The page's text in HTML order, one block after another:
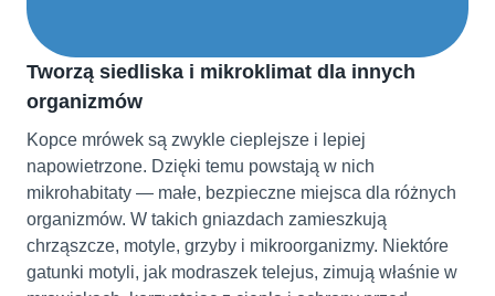
Tworzą siedliska i mikroklimat dla innych
organizmów
Kopce mrówek są zwykle cieplejsze i lepiej
napowietrzone. Dzięki temu powstają w nich
mikrohabitaty — małe, bezpieczne miejsca dla różnych
organizmów. W takich gniazdach zamieszkują
chrząszcze, motyle, grzyby i mikroorganizmy. Niektóre
gatunki motyli, jak modraszek telejus, zimują właśnie w